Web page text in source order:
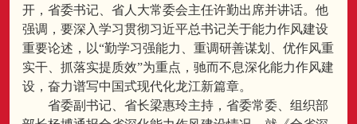
开，省委书记、省人大常委会主任许勤出席并讲话。他
强调，要深入学习贯彻习近平总书记关于能力作风建设
重要论述，以“勤学习强能力、重调研善谋划、优作风重
实干、抓落实提质效”为重点，驰而不息深化能力作风建
设，奋力谱写中国式现代化龙江新篇章。
省委副书记、省长梁惠玲主持，省委常委、组织部